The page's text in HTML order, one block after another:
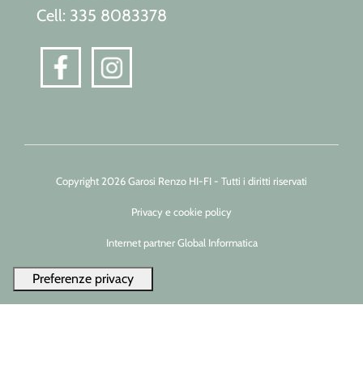
Cell: 335 8083378
Copyright 2026 Garosi Renzo HI-FI - Tutti i diritti riservati
Privacy e cookie policy
Internet partner Global Informatica